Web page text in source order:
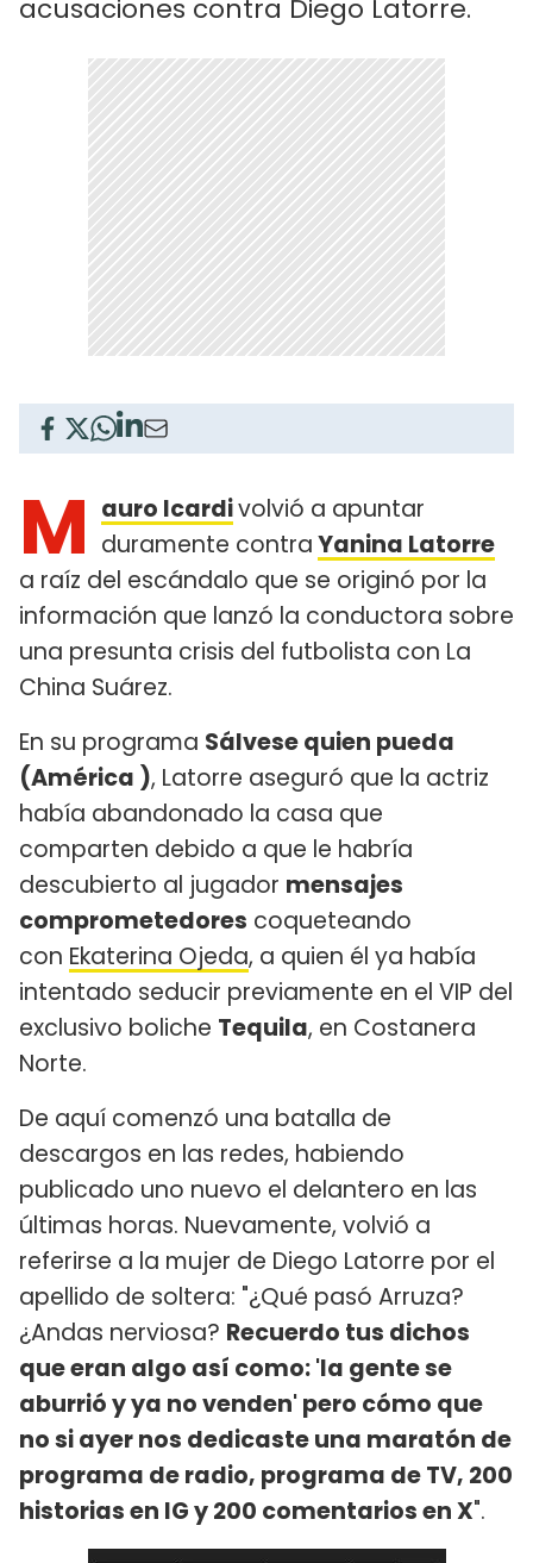
acusaciones contra Diego Latorre.
M auro Icardivolvió a apuntar
duramente contraYanina Latorre
a raíz del escándalo que se originó por la
información que lanzó la conductora sobre
una presunta crisis del futbolista con La
China Suárez.
En su programa Sálvese quien pueda
(América ), Latorre aseguró que la actriz
había abandonado la casa que
comparten debido a que le habría
descubierto al jugador mensajes
comprometedores coqueteando
con Ekaterina Ojeda, a quien él ya había
intentado seducir previamente en el VIP del
exclusivo boliche Tequila, en Costanera
Norte.
De aquí comenzó una batalla de
descargos en las redes, habiendo
publicado uno nuevo el delantero en las
últimas horas. Nuevamente, volvió a
referirse a la mujer de Diego Latorre por el
apellido de soltera: "¿Qué pasó Arruza?
¿Andas nerviosa? Recuerdo tus dichos
que eran algo así como: 'la gente se
aburrió y ya no venden' pero cómo que
no si ayer nos dedicaste una maratón de
programa de radio, programa de TV, 200
historias en IG y 200 comentarios en X".